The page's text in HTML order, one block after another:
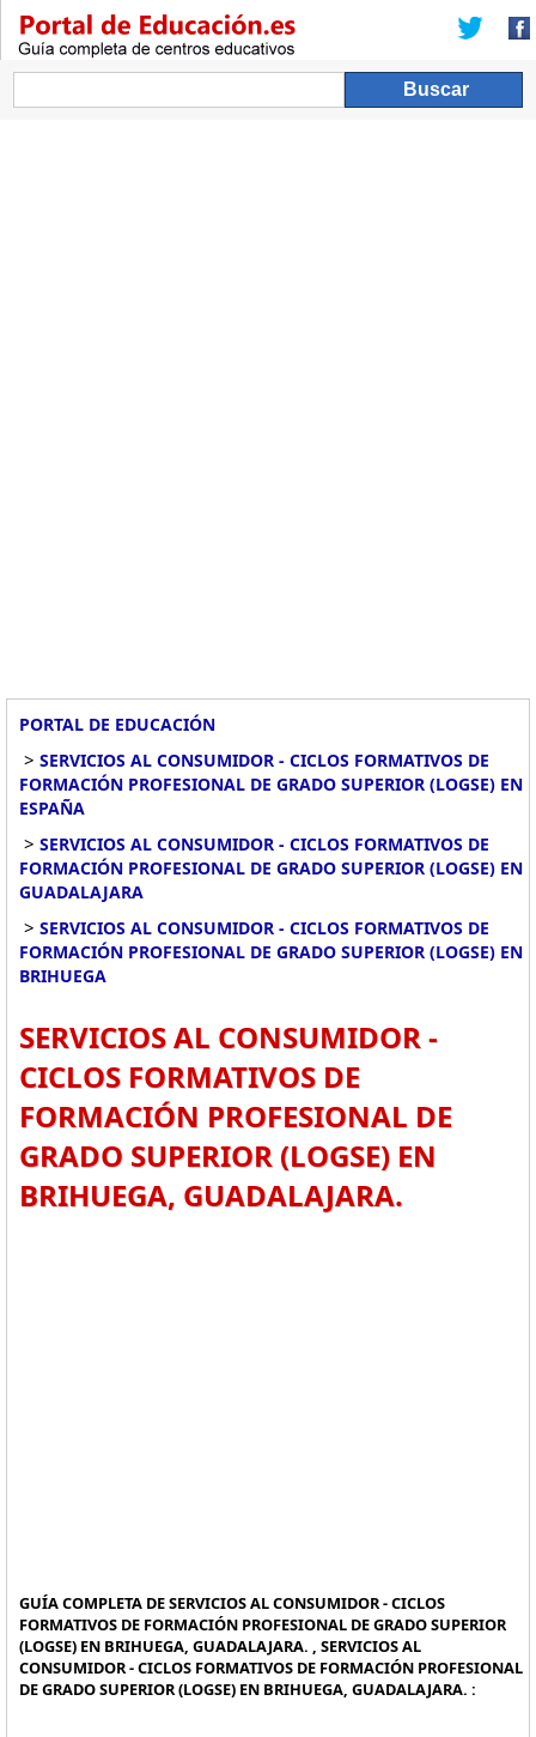
PORTAL DE EDUCACIÓN
> SERVICIOS AL CONSUMIDOR - CICLOS FORMATIVOS DE
FORMACIÓN PROFESIONAL DE GRADO SUPERIOR (LOGSE) EN
ESPAÑA
> SERVICIOS AL CONSUMIDOR - CICLOS FORMATIVOS DE
FORMACIÓN PROFESIONAL DE GRADO SUPERIOR (LOGSE) EN
GUADALAJARA
> SERVICIOS AL CONSUMIDOR - CICLOS FORMATIVOS DE
FORMACIÓN PROFESIONAL DE GRADO SUPERIOR (LOGSE) EN
BRIHUEGA
SERVICIOS AL CONSUMIDOR -
CICLOS FORMATIVOS DE
FORMACIÓN PROFESIONAL DE
GRADO SUPERIOR (LOGSE) EN
BRIHUEGA, GUADALAJARA.
GUÍA COMPLETA DE SERVICIOS AL CONSUMIDOR - CICLOS
FORMATIVOS DE FORMACIÓN PROFESIONAL DE GRADO SUPERIOR
(LOGSE) EN BRIHUEGA, GUADALAJARA. , SERVICIOS AL
CONSUMIDOR - CICLOS FORMATIVOS DE FORMACIÓN PROFESIONAL
DE GRADO SUPERIOR (LOGSE) EN BRIHUEGA, GUADALAJARA. :